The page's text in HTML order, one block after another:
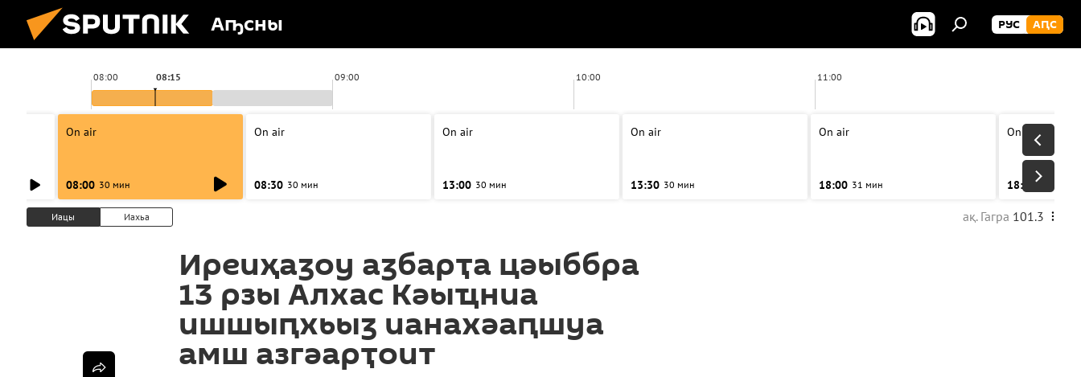
Аҧсны РУС АԤС
08:00 09:00 10:00 11:00
08:15
On air
08:00 30 мин
On air
08:30 30 мин
On air
13:00 30 мин
On air
13:30 30 мин
On air
18:00 31 мин
On air
18:30
Иацы Иахьа ақ. Гагра 101.3
Иреиҳаӡоу аӡбарҭа цәыббра
13 рзы Алхас Кәыҵниа
ишшыԥхьыӡ ианахәаԥшуа
амш азгәарҭоит